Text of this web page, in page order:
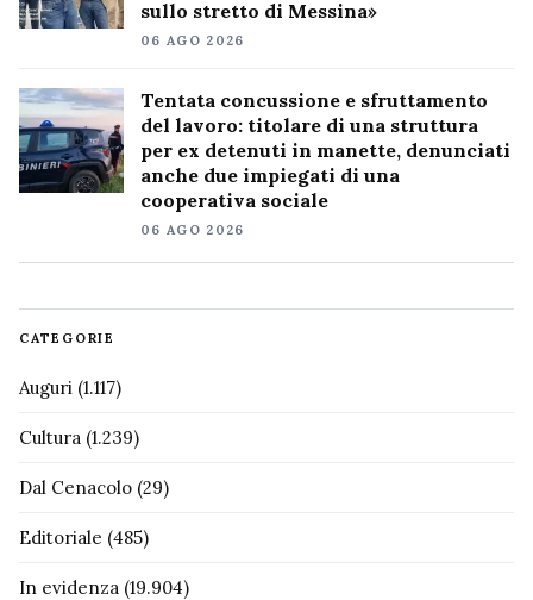
sullo stretto di Messina»
06 AGO 2026
Tentata concussione e sfruttamento
del lavoro: titolare di una struttura
per ex detenuti in manette, denunciati
anche due impiegati di una
cooperativa sociale
06 AGO 2026
CATEGORIE
Auguri (1.117)
Cultura (1.239)
Dal Cenacolo (29)
Editoriale (485)
In evidenza (19.904)